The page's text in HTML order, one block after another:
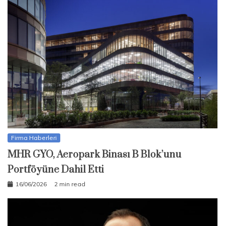
Firma Haberleri
MHR GYO, Aeropark Binası B Blok’unu
Portföyüne Dahil Etti
16/06/2026 2 min read